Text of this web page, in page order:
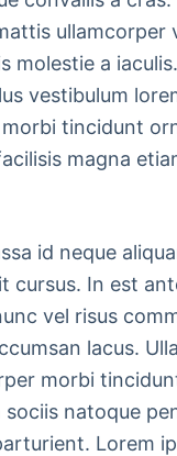
ullamcorper
molestie a
vestibulum
tincidunt
magna
id neque
cursus. In est
vel risus
lacus.
morbi
sociis natoque
Lorem